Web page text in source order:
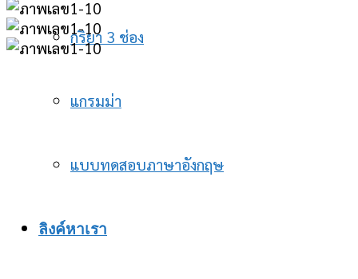
กริยา 3 ช่อง
แกรมม่า
แบบทดสอบภาษาอังกฤษ
ลิงค์หาเรา